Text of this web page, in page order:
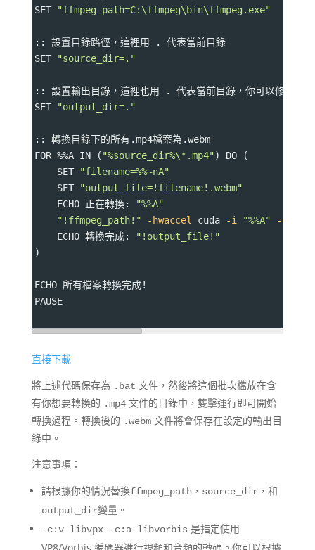
SET
"ffmpeg_path=C:\ffmpeg\bin\ffmpeg.exe"
:: 設置目錄路徑，這裡用 . 代表當前目錄
SET
"source_dir=."
:: 設置輸出目錄，這裡也用 . 代表當前目錄，你可以修改為任
SET
"output_dir=."
:: 轉換目錄下的所有.mp4檔案為.webm
FOR %%A IN ( "%source_dir%\*.mp4" ) DO (
    SET
"filename=%%~nA"
    SET
"output_file=!filename!.webm"
    ECHO 正在轉換:
"%%A"
"!ffmpeg_path!"
-hwaccel cuda -i "%%A" -c
    ECHO 轉換完成:
"!output_file!"
)
ECHO 所有檔案轉換完成!
PAUSE
直接下載
將上述代碼保存為 .bat 文件，然後將這個批次檔放在含
有你想要轉換的 .mp4文件的目錄中，雙擊運行即可開始
轉換過程。轉換後的 .webm文件將會保存在設定的輸出目
錄中。
注意事項：
請根據你的情況替換ffmpeg_path， source_dir ，和
output_dir變量。
-c:v libvpx -c:a libvorbis 是指定使用